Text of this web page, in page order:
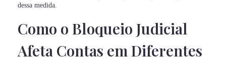
dessa medida.
Como o Bloqueio Judicial
Afeta Contas em Diferentes